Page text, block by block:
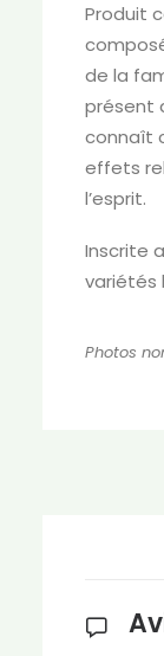
Produit
de la
présent
connaît
effets
l’esprit.
Inscrite
variétés
Photos